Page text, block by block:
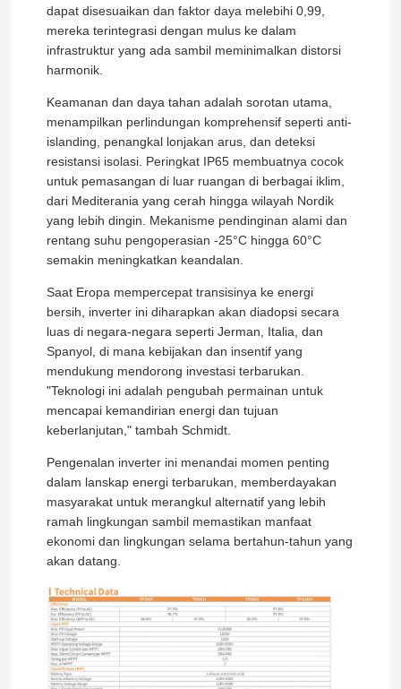
Rumah
Produk
dapat disesuaikan dan faktor daya melebihi 0,99,
mereka terintegrasi dengan mulus ke dalam
infrastruktur yang ada sambil meminimalkan distorsi
harmonik.
Keamanan dan daya tahan adalah sorotan utama,
menampilkan perlindungan komprehensif seperti anti-
islanding, penangkal lonjakan arus, dan deteksi
resistansi isolasi. Peringkat IP65 membuatnya cocok
untuk pemasangan di luar ruangan di berbagai iklim,
dari Mediterania yang cerah hingga wilayah Nordik
yang lebih dingin. Mekanisme pendinginan alami dan
rentang suhu pengoperasian -25°C hingga 60°C
semakin meningkatkan keandalan.
Saat Eropa mempercepat transisinya ke energi
bersih, inverter ini diharapkan akan diadopsi secara
luas di negara-negara seperti Jerman, Italia, dan
Spanyol, di mana kebijakan dan insentif yang
mendukung mendorong investasi terbarukan.
"Teknologi ini adalah pengubah permainan untuk
mencapai kemandirian energi dan tujuan
keberlanjutan," tambah Schmidt.
Pengenalan inverter ini menandai momen penting
dalam lanskap energi terbarukan, memberdayakan
masyarakat untuk merangkul alternatif yang lebih
ramah lingkungan sambil memastikan manfaat
ekonomi dan lingkungan selama bertahun-tahun yang
akan datang.